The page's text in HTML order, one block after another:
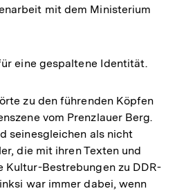
mit dem Ministerium
eine gespaltene Identität.
zu den führenden Köpfen
vom Prenzlauer Berg.
seinesgleichen als nicht
die mit ihren Texten und
Kultur-Bestrebungen zu DDR-
war immer dabei, wenn